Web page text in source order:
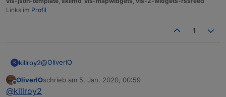
Links im Profil
1
K killroy2@OliverIO
eigentlich alles default
Offline
OliverIOschrieb am 5. Jan. 2020, 00:59
zuletzt editiert von
@killroy2